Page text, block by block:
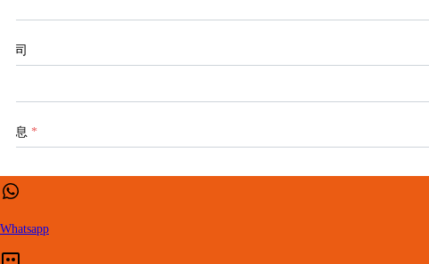
公司
信息 *
Whatsapp